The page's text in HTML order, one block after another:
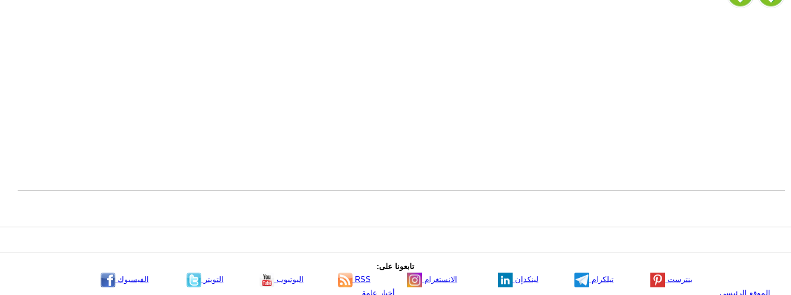
تابعونا على:
الفيسبوك
التويتر اليوتيوب RSS الانستغرام لينكدإن تيلكرام
بنترست
الموقع الرئيسي
أخبار عامة